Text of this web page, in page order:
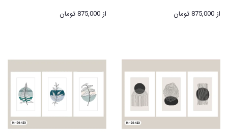
از 875,000 تومان از 875,000 تومان